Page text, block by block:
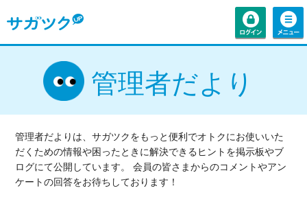
管理者だより
管理者だよりは、サガツクをもっと便利でオトクにお使いいた
だくための情報や困ったときに解決できるヒントを掲示板やブ
ログにて公開しています。 会員の皆さまからのコメントやアン
ケートの回答をお待ちしております！